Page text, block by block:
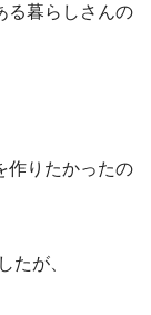
る暮らしさんの
作りたかったの
たが、